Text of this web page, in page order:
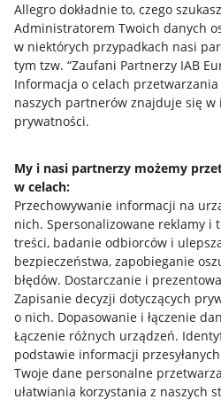
Allegro dokładnie to, czego
Administratorem Twoich danych
w niektórych przypadkach nasi
tym tzw. “Zaufani Partnerzy IAB
Informacja o celach
naszych partnerów znajduje się
prywatności.
My i nasi partnerzy możemy
w celach:
Przechowywanie informacji na
nich. Spersonalizowane reklamy i
treści, badanie odbiorców i
bezpieczeństwa, zapobieganie
błędów. Dostarczanie i
Zapisanie decyzji dotyczących
o nich. Dopasowanie i łączenie
Łączenie różnych urządzeń.
podstawie informacji
Twoje dane personalne
ułatwiania korzystania z naszych
Przydatne informacje
Jak to działa
Allegro Gadane dla sprzedających
Allegro Gadane dla kupujących
Mapa miejscowości
Informacje prawne
Regulamin
Polityka plików "cookies"
Ustawienia plików "cookies"